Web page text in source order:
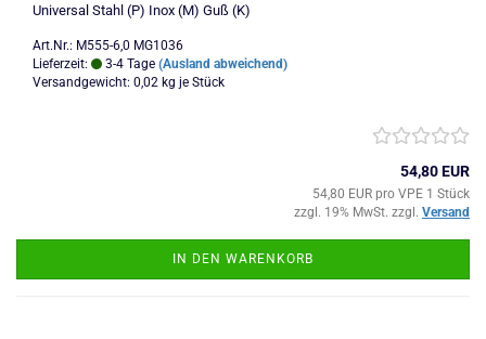
Universal Stahl (P) Inox (M) Guß (K)
Art.Nr.: M555-6,0 MG1036
Lieferzeit:
3-4 Tage (Ausland abweichend)
Versandgewicht: 0,02 kg je Stück
54,80 EUR
54,80 EUR pro VPE 1 Stück
zzgl. 19% MwSt. zzgl. Versand
IN DEN WARENKORB